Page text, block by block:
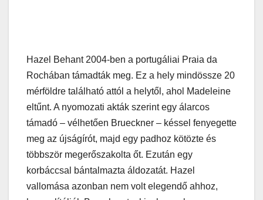
Hazel Behant 2004-ben a portugáliai Praia da
Rochában támadták meg. Ez a hely mindössze 20
mérföldre található attól a helytől, ahol Madeleine
eltűnt. A nyomozati akták szerint egy álarcos
támadó – vélhetően Brueckner – késsel fenyegette
meg az újságírót, majd egy padhoz kötözte és
többször megerőszakolta őt. Ezután egy
korbáccsal bántalmazta áldozatát. Hazel
vallomása azonban nem volt elegendő ahhoz,